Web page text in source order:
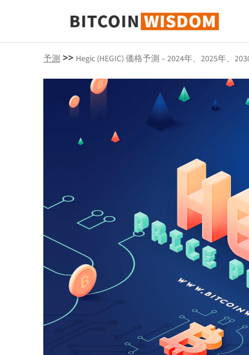
ビットコインの知恵
予測 >> Hegic (HEGIC) 価格予測 – 2024年、2025年、